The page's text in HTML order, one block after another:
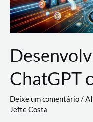
AWS
e
Azure
ChatGPT
Deixe um comentário/AI
Jefte Costa